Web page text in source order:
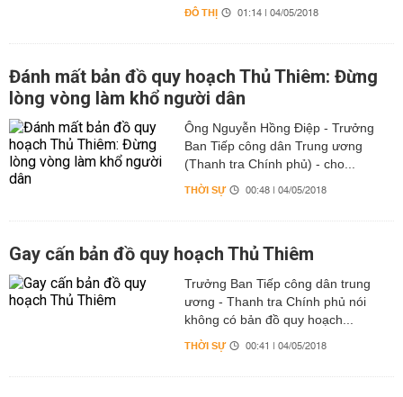
ĐÔ THỊ 01:14 | 04/05/2018
Đánh mất bản đồ quy hoạch Thủ Thiêm: Đừng
lòng vòng làm khổ người dân
Ông Nguyễn Hồng Điệp - Trưởng
Ban Tiếp công dân Trung ương
(Thanh tra Chính phủ) - cho...
THỜI SỰ 00:48 | 04/05/2018
Gay cấn bản đồ quy hoạch Thủ Thiêm
Trưởng Ban Tiếp công dân trung
ương - Thanh tra Chính phủ nói
không có bản đồ quy hoạch...
THỜI SỰ 00:41 | 04/05/2018